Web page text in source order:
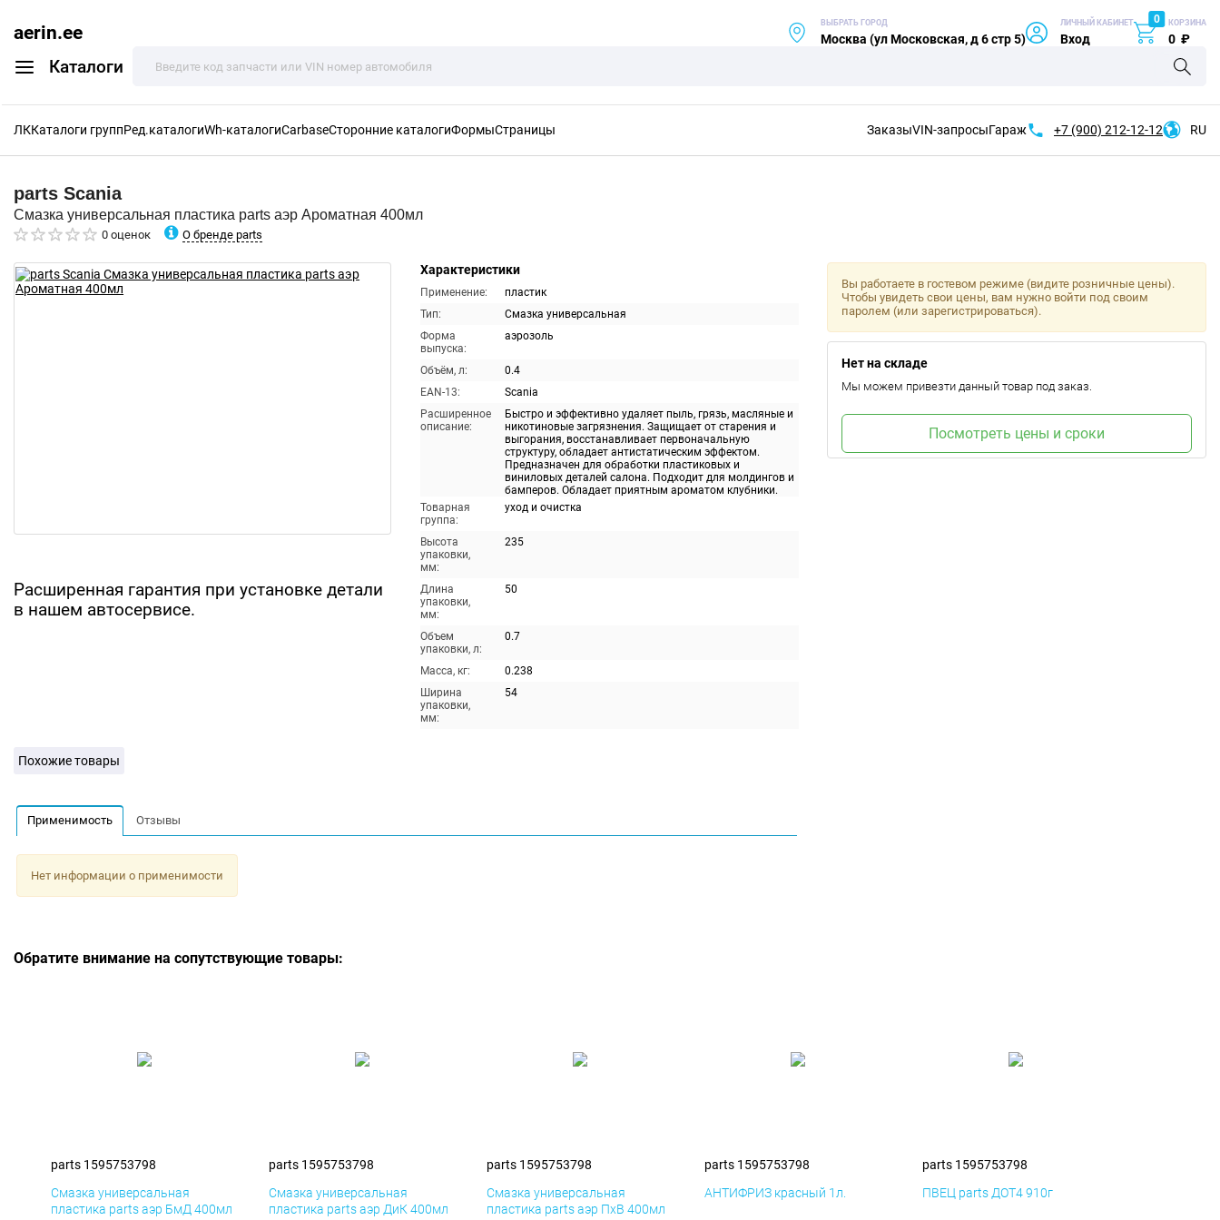
aerin.ee
Каталоги
ВЫБРАТЬ ГОРОД
Москва (ул Московская, д 6 стр 5)
ЛИЧНЫЙ КАБИНЕТ
Вход
0 КОРЗИНА
0 ₽
ЛККаталоги группРед.каталогиWh-каталогиCarbaseСторонние каталогиФормыСтраницы ЗаказыVIN-запросыГараж +7 (900) 212-12-12 RU
parts Scania
Смазка универсальная пластика parts аэр Ароматная 400мл
0 оценок О бренде parts
Расширенная гарантия при установке детали
в нашем автосервисе.
Характеристики
Применение:
пластик
Тип:
Смазка универсальная
Форма
выпуска:
аэрозоль
Объём, л:
0.4
EAN-13:
Scania
Расширенное
описание:
Быстро и эффективно удаляет пыль, грязь, масляные и
никотиновые загрязнения. Защищает от старения и
выгорания, восстанавливает первоначальную
структуру, обладает антистатическим эффектом.
Предназначен для обработки пластиковых и
виниловых деталей салона. Подходит для молдингов и
бамперов. Обладает приятным ароматом клубники.
Товарная
группа:
уход и очистка
Высота
упаковки,
мм:
235
Длина
упаковки,
мм:
50
Объем
упаковки, л:
0.7
Масса, кг:
0.238
Ширина
упаковки,
мм:
54
Вы работаете в гостевом режиме (видите розничные цены).
Чтобы увидеть свои цены, вам нужно войти под своим
паролем (или зарегистрироваться).
Нет на складе
Мы можем привезти данный товар под заказ.
Посмотреть цены и сроки
Похожие товары
Применимость Отзывы
Нет информации о применимости
Обратите внимание на сопутствующие товары:
parts 1595753798
Смазка универсальная
пластика parts аэр БмД 400мл
parts 1595753798
Смазка универсальная
пластика parts аэр ДиК 400мл
parts 1595753798
Смазка универсальная
пластика parts аэр ПхВ 400мл
parts 1595753798
АНТИФРИЗ красный 1л.
parts 1595753798
ПВЕЦ parts ДОТ4 910г